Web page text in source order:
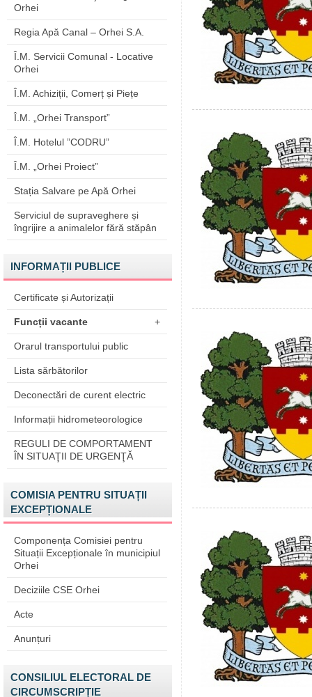
Orhei
Regia Apă Canal – Orhei S.A.
Î.M. Servicii Comunal - Locative
Orhei
Î.M. Achiziții, Comerț și Piețe
Î.M. „Orhei Transport”
Î.M. Hotelul ”CODRU”
Î.M. „Orhei Proiect”
Stația Salvare pe Apă Orhei
Serviciul de supraveghere și
îngrijire a animalelor fără stăpân
INFORMAȚII PUBLICE
Certificate și Autorizații
Funcții vacante +
Orarul transportului public
Lista sărbătorilor
Deconectări de curent electric
Informații hidrometeorologice
REGULI DE COMPORTAMENT
ÎN SITUAŢII DE URGENŢĂ
COMISIA PENTRU SITUAȚII
EXCEPȚIONALE
Componența Comisiei pentru
Situații Excepționale în municipiul
Orhei
Deciziile CSE Orhei
Acte
Anunțuri
CONSILIUL ELECTORAL DE
CIRCUMSCRIPȚIE